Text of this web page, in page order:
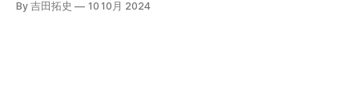
グラムを発表した。宮崎市の事例では、Google Workspace
By 吉田拓史 10 10月 2024